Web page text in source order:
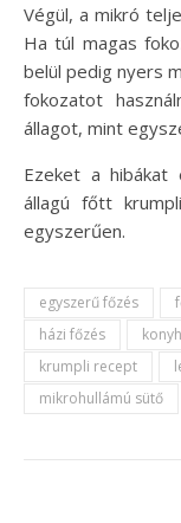
Végül, a mikró
Ha túl magas
belül pedig nyers
fokozatot
állagot, mint
Ezeket a hibákat
állagú főtt
egyszerűen.
egyszerű főzés
házi főzés
krumpli recept
mikrohullámú sütő